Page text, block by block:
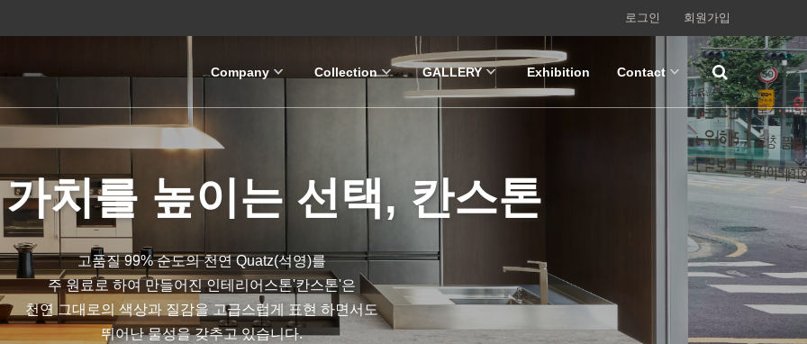
회원가입
로그인
Company Collection GALLERY Exhibition Contact